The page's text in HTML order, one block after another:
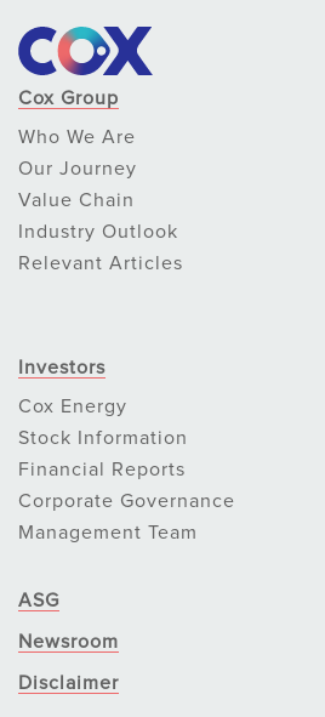
Cox Group
Who We Are
Our Journey
Value Chain
Industry Outlook
Relevant Articles
Investors
Cox Energy
Stock Information
Financial Reports
Corporate Governance
Management Team
ASG
Newsroom
Disclaimer